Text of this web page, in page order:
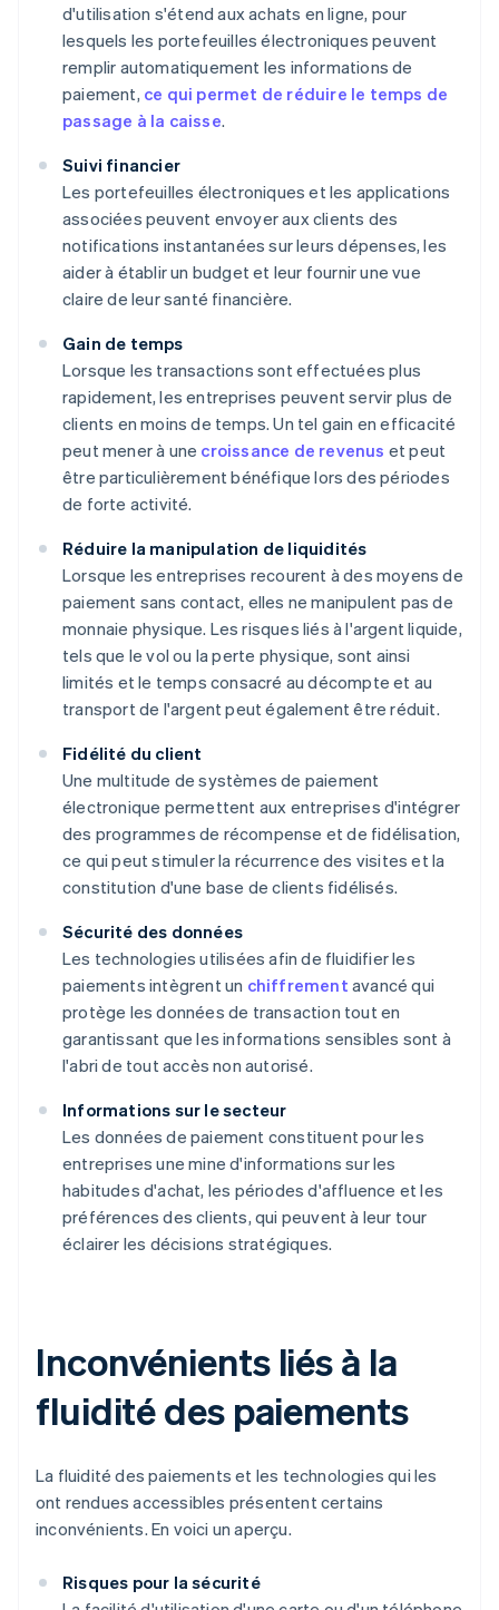
d'utilisation s'étend aux achats en ligne, pour
lesquels les portefeuilles électroniques peuvent
remplir automatiquement les informations de
paiement, ce qui permet de réduire le temps de
passage à la caisse.
Suivi financier
Les portefeuilles électroniques et les applications
associées peuvent envoyer aux clients des
notifications instantanées sur leurs dépenses, les
aider à établir un budget et leur fournir une vue
claire de leur santé financière.
Gain de temps
Lorsque les transactions sont effectuées plus
rapidement, les entreprises peuvent servir plus de
clients en moins de temps. Un tel gain en efficacité
peut mener à une croissance de revenus et peut
être particulièrement bénéfique lors des périodes
de forte activité.
Réduire la manipulation de liquidités
Lorsque les entreprises recourent à des moyens de
paiement sans contact, elles ne manipulent pas de
monnaie physique. Les risques liés à l'argent liquide,
tels que le vol ou la perte physique, sont ainsi
limités et le temps consacré au décompte et au
transport de l'argent peut également être réduit.
Fidélité du client
Une multitude de systèmes de paiement
électronique permettent aux entreprises d'intégrer
des programmes de récompense et de fidélisation,
ce qui peut stimuler la récurrence des visites et la
constitution d'une base de clients fidélisés.
Sécurité des données
Les technologies utilisées afin de fluidifier les
paiements intègrent un chiffrement avancé qui
protège les données de transaction tout en
garantissant que les informations sensibles sont à
l'abri de tout accès non autorisé.
Informations sur le secteur
Les données de paiement constituent pour les
entreprises une mine d'informations sur les
habitudes d'achat, les périodes d'affluence et les
préférences des clients, qui peuvent à leur tour
éclairer les décisions stratégiques.
Inconvénients liés à la
fluidité des paiements
La fluidité des paiements et les technologies qui les
ont rendues accessibles présentent certains
inconvénients. En voici un aperçu.
Risques pour la sécurité